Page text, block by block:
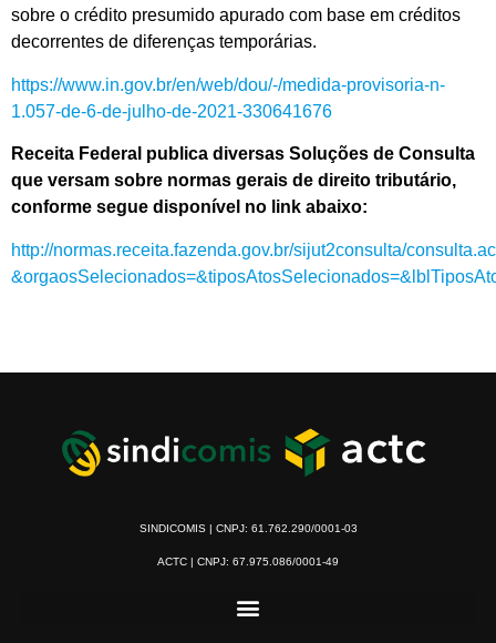
sobre o crédito presumido apurado com base em créditos
decorrentes de diferenças temporárias.
https://www.in.gov.br/en/web/dou/-/medida-provisoria-n-
1.057-de-6-de-julho-de-2021-330641676
Receita Federal publica diversas Soluções de Consulta
que versam sobre normas gerais de direito tributário,
conforme segue disponível no link abaixo:
http://normas.receita.fazenda.gov.br/sijut2consulta/
SINDICOMIS | CNPJ: 61.762.290/0001-03
ACTC | CNPJ: 67.975.086/0001-49